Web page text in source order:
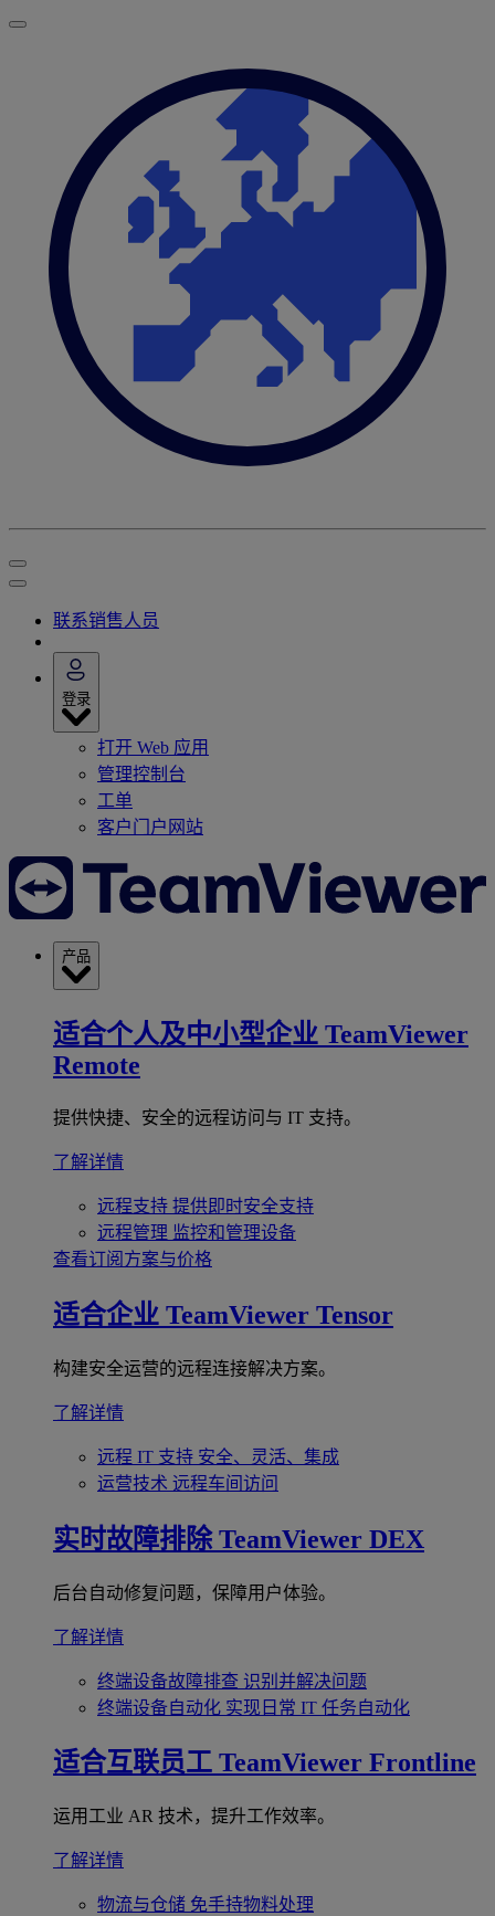
联系销售人员
登录
打开 Web 应用
管理控制台
工单
客户门户网站
产品
适合个人及中小型企业 TeamViewer
Remote
提供快捷、安全的远程访问与 IT 支持。
了解详情
远程支持 提供即时安全支持
远程管理 监控和管理设备
查看订阅方案与价格
适合企业 TeamViewer Tensor
构建安全运营的远程连接解决方案。
了解详情
远程 IT 支持 安全、灵活、集成
运营技术 远程车间访问
实时故障排除 TeamViewer DEX
后台自动修复问题，保障用户体验。
了解详情
终端设备故障排查 识别并解决问题
终端设备自动化 实现日常 IT 任务自动化
适合互联员工 TeamViewer Frontline
运用工业 AR 技术，提升工作效率。
了解详情
物流与仓储 免手持物料处理